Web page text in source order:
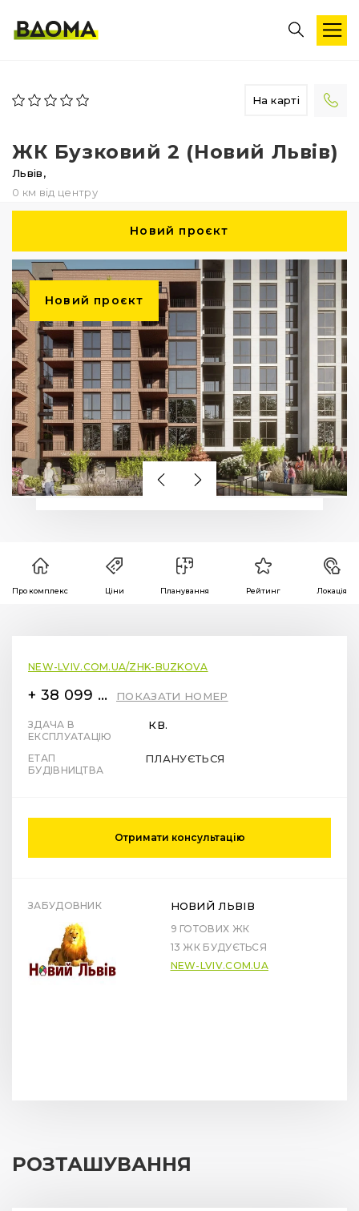
На карті
ЖК Бузковий 2 (Новий Львів)
Львів,
0 км від центру
Новий проєкт
Новий проєкт
Про комплекс Ціни Планування Рейтинг Локація
NEW-LVIV.COM.UA/ZHK-BUZKOVA
+ 38 099 78 78 287 ПОКАЗАТИ НОМЕР
ЗДАЧА В
ЕКСПЛУАТАЦІЮ
КВ.
ЕТАП
БУДІВНИЦТВА
ПЛАНУЄТЬСЯ
Отримати консультацію
ЗАБУДОВНИК НОВИЙ ЛЬВІВ
9 ГОТОВИХ ЖК
13 ЖК БУДУЄТЬСЯ
NEW-LVIV.COM.UA
РОЗТАШУВАННЯ